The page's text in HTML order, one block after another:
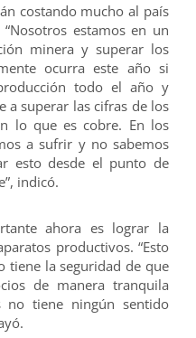
costando mucho al país
estamos en un
minera y superar los
ocurra este año si
todo el año y
a superar las cifras de los
lo que es cobre. En los
a sufrir y no sabemos
esto desde el punto de
indicó.
ahora es lograr la
productivos. “Esto
tiene la seguridad de que
de manera tranquila
no tiene ningún sentido